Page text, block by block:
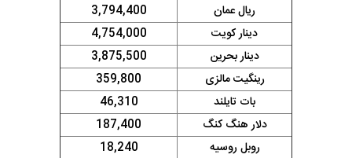
ریال عمان
3,794,400
دینار کویت
4,754,000
دینار بحرین
3,875,500
رینگیت مالزی
359,800
بات تایلند
46,310
دلار هنگ کنگ
187,400
روبل روسیه
18,240